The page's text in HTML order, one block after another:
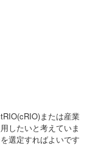
または産業
したいと考えていま
選定すればよいです